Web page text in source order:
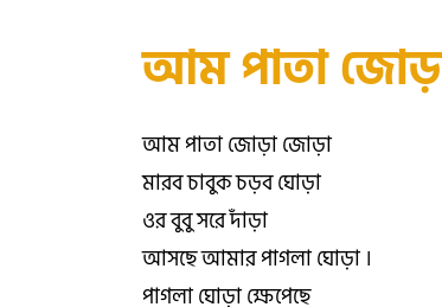
আম পাতা
আম পাতা জোড়া জোড়া
মারব চাবুক চড়ব ঘোড়া
ওর বুবু সরে দাঁড়া
আসছে আমার পাগলা ঘোড়া ।
পাগলা ঘোড়া ক্ষেপেছে